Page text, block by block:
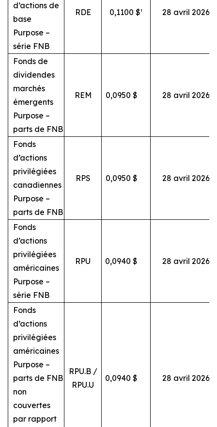
d’actions de
base
Purpose –
série FNB
RDE 0,1100 $¹ 28 avril 2026
Fonds de
dividendes
marchés
émergents
Purpose –
parts de FNB
REM 0,0950 $ 28 avril 2026
Fonds
d’actions
privilégiées
canadiennes
Purpose –
parts de FNB
RPS 0,0950 $ 28 avril 2026
Fonds
d’actions
privilégiées
américaines
Purpose –
série FNB
RPU 0,0940 $ 28 avril 2026
Fonds
d’actions
privilégiées
américaines
Purpose –
parts de FNB
non
couvertes
par rapport
RPU.B /
RPU.U
0,0940 $ 28 avril 2026